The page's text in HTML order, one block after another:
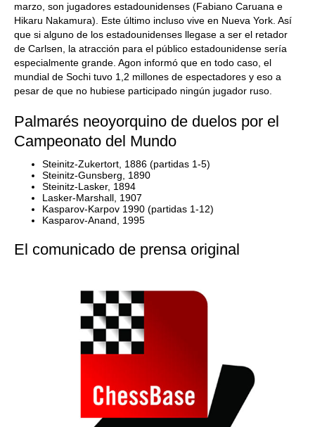
marzo, son jugadores estadounidenses (Fabiano Caruana e
Hikaru Nakamura). Este último incluso vive en Nueva York. Así
que si alguno de los estadounidenses llegase a ser el retador
de Carlsen, la atracción para el público estadounidense sería
especialmente grande. Agon informó que en todo caso, el
mundial de Sochi tuvo 1,2 millones de espectadores y eso a
pesar de que no hubiese participado ningún jugador ruso.
Palmarés neoyorquino de duelos por el
Campeonato del Mundo
Steinitz-Zukertort, 1886 (partidas 1-5)
Steinitz-Gunsberg, 1890
Steinitz-Lasker, 1894
Lasker-Marshall, 1907
Kasparov-Karpov 1990 (partidas 1-12)
Kasparov-Anand, 1995
El comunicado de prensa original